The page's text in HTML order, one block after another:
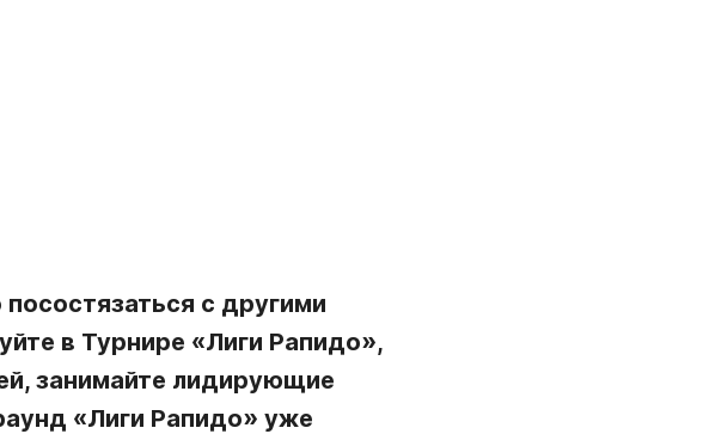
с другими
в Турнире «Лиги Рапидо»,
занимайте лидирующие
«Лиги Рапидо» уже